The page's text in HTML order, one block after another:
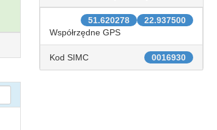
22.937500
51.620278
Współrzędne GPS
0016930
Kod SIMC